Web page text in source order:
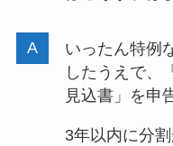
いったん特例
したうえで、
見込書」を申
3年以内に分